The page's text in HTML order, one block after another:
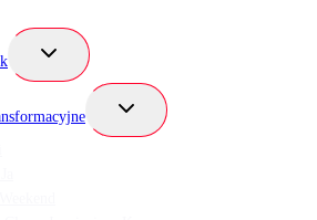
Przełącz
podrzędne
Przełącz
podrzędne